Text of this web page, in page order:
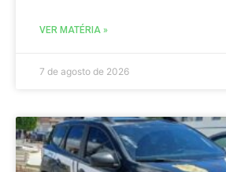
VER MATÉRIA »
7 de agosto de 2026